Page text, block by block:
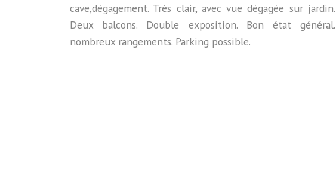
cave,dégagement. Très clair, avec vue dégagée sur jardin.
Deux balcons. Double exposition. Bon état général.
nombreux rangements. Parking possible.